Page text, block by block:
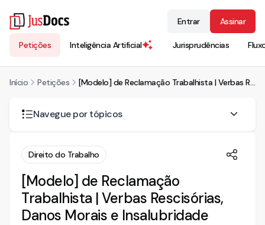
Petições Inteligência Artificial Jurisprudências
Entrar Assinar
Início Petições [Modelo] de Reclamação Trabalhista | Verbas Rescisórias, Danos Morais e Insalubridade
Navegue por tópicos
RECLAMAÇÃO TRABALHISTA
Da Responsabilidade Subsidiária
Do Contrato de Trabalho
Das Horas Extras
Direito do Trabalho
[Modelo] de Reclamação
Trabalhista | Verbas Rescisórias,
Danos Morais e Insalubridade